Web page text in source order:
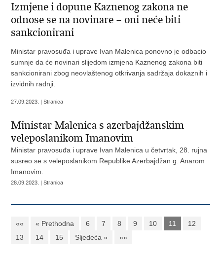
Izmjene i dopune Kaznenog zakona ne
odnose se na novinare – oni neće biti
sankcionirani
Ministar pravosuđa i uprave Ivan Malenica ponovno je odbacio
sumnje da će novinari slijedom izmjena Kaznenog zakona biti
sankcionirani zbog neovlaštenog otkrivanja sadržaja dokaznih i
izvidnih radnji.
27.09.2023. | Stranica
Ministar Malenica s azerbajdžanskim
veleposlanikom Imanovim
Ministar pravosuđa i uprave Ivan Malenica u četvrtak, 28. rujna
susreo se s veleposlanikom Republike Azerbajdžan g. Anarom
Imanovim.
28.09.2023. | Stranica
«« « Prethodna 6 7 8 9 10 11
12
13
14 15 Sljedeća » »»